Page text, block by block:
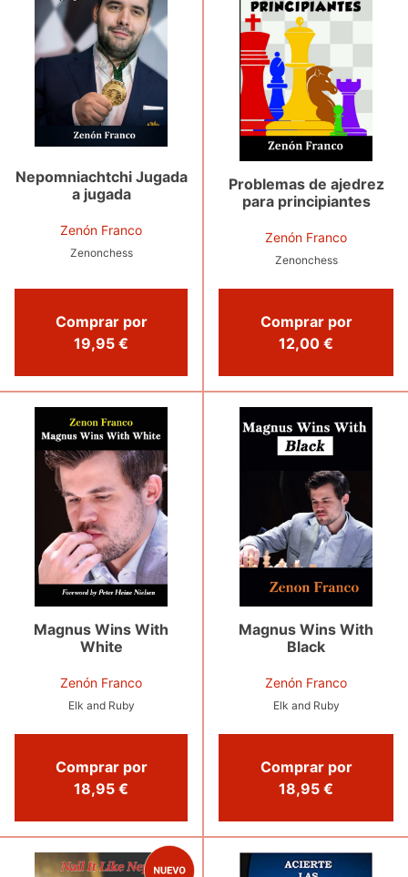
Nepomniachtchi Jugada
a jugada
Zenón Franco
Zenonchess
Comprar por
19,95 €
Problemas de ajedrez
para principiantes
Zenón Franco
Zenonchess
Comprar por
12,00 €
Magnus Wins With
White
Zenón Franco
Elk and Ruby
Comprar por
18,95 €
Magnus Wins With
Black
Zenón Franco
Elk and Ruby
Comprar por
18,95 €